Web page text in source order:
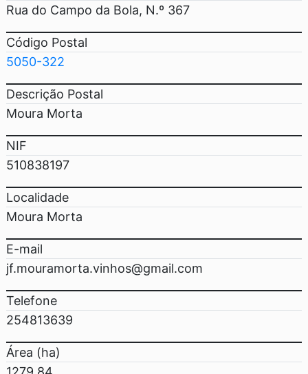
Rua do Campo da Bola, N.º 367
Código Postal
5050-322
Descrição Postal
Moura Morta
NIF
510838197
Localidade
Moura Morta
E-mail
jf.mouramorta.vinhos@gmail.com
Telefone
254813639
Área (ha)